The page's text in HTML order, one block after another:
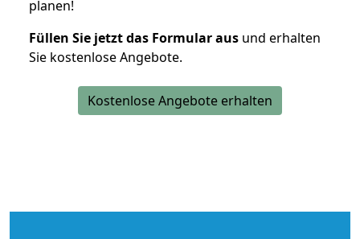
planen!
Füllen Sie jetzt das Formular aus und erhalten
Sie kostenlose Angebote.
Kostenlose Angebote erhalten